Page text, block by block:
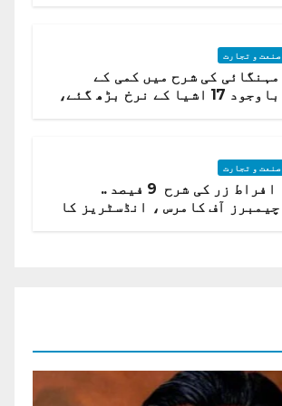
صنعت و تجارت
مہنگائی کی شرح میں کمی کے
باوجود 17 اشیا کے نرخ بڑھ گئے،
صنعت و تجارت
افراط زر کی شرح 9 فیصد ..
چیمبرز آف کامرس ، انڈسٹریز کا